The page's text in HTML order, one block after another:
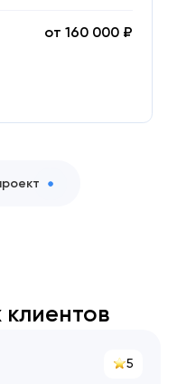
от 160 000 ₽
5